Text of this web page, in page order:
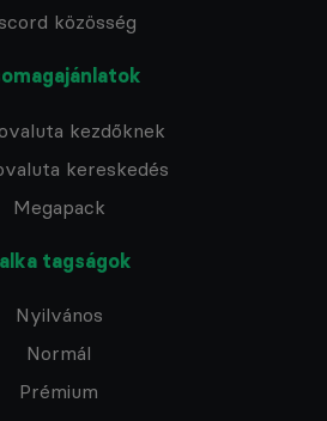
közösség
kezdőknek
kereskedés
Megapack
tagságok
Nyilvános
Normál
Prémium